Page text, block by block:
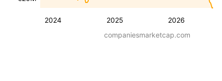
2024 2025 2026
companiesmarketcap.com